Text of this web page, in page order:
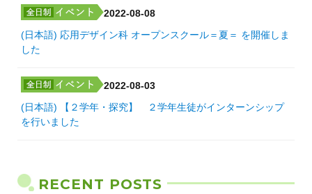
2022-08-08
(日本語) 応用デザイン科 オープンスクール＝夏＝ を開催しま
した
2022-08-03
(日本語) 【２学年・探究】 ２学年生徒がインターンシップ
を行いました
RECENT POSTS